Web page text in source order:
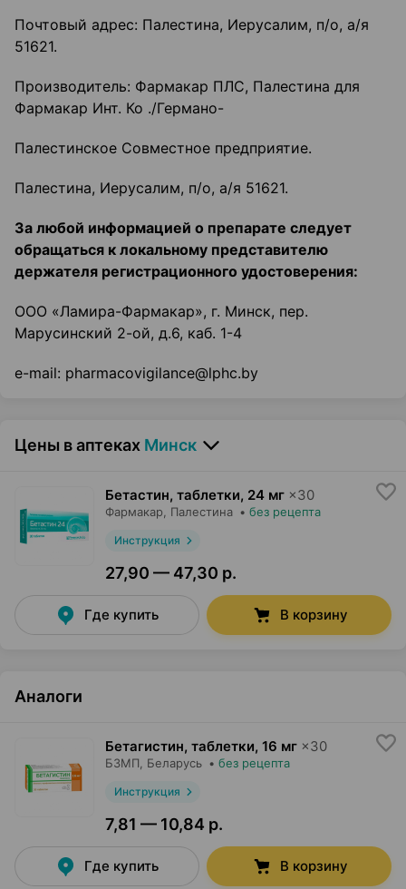
Почтовый адрес: Палестина, Иерусалим, п/о, а/я
51621.
Производитель: Фармакар ПЛС, Палестина для
Фармакар Инт. Ко ./Германо-
Палестинское Совместное предприятие.
Палестина, Иерусалим, п/о, а/я 51621.
За любой информацией о препарате следует
обращаться к локальному представителю
держателя регистрационного удостоверения:
ООО «Ламира-Фармакар», г. Минск, пер.
Марусинский 2-ой, д.6, каб. 1-4
e-mail: pharmacovigilance@lphc.by
Цены в аптеках Минск
Бетастин, таблетки, 24 мг ×30
Фармакар, Палестина • без рецепта
Инструкция
27,90 — 47,30 р.
Где купить В корзину
Аналоги
Бетагистин, таблетки, 16 мг ×30
БЗМП, Беларусь • без рецепта
Инструкция
7,81 — 10,84 р.
Где купить В корзину